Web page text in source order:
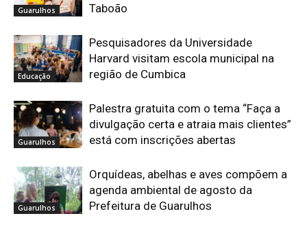
Guarulhos Taboão
Educação
Pesquisadores da Universidade
Harvard visitam escola municipal na
região de Cumbica
Guarulhos
Palestra gratuita com o tema “Faça a
divulgação certa e atraia mais clientes”
está com inscrições abertas
Guarulhos
Orquídeas, abelhas e aves compõem a
agenda ambiental de agosto da
Prefeitura de Guarulhos